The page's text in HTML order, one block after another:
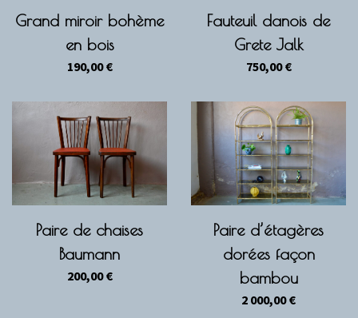
Grand miroir bohème
en bois
190,00€
Fauteuil danois de
Grete Jalk
750,00€
Paire de chaises
Baumann
200,00€
Paire d’étagères
dorées façon
bambou
2 000,00€